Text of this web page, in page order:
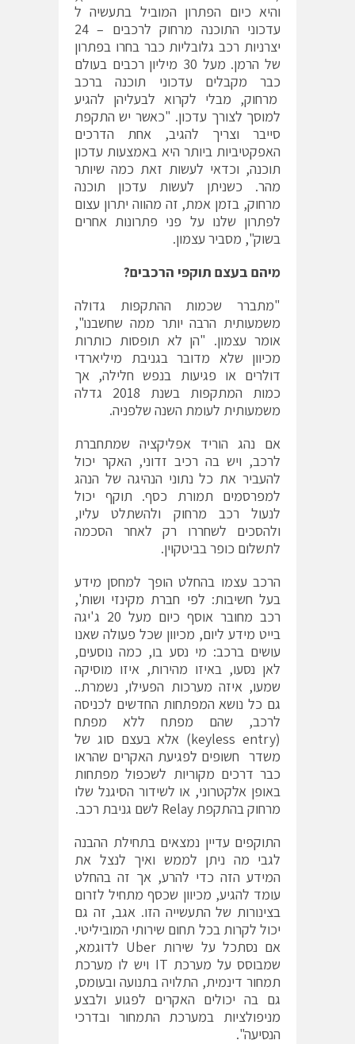
והיא כיום הפתרון המוביל בתעשיה ל
עדכוני התוכנה מרחוק לרכבים – 24
יצרניות רכב גלובליות כבר בחרו בפתרון
של הרמן. מעל 30 מיליון רכבים בעולם
כבר מקבלים עדכוני תוכנה ברכב
מרחוק, מבלי לקרוא לבעליהן להגיע
למוסך לצורך עדכון. "כאשר יש התקפת
סייבר וצריך להגיב, אחת הדרכים
האפקטיביות ביותר היא באמצעות עדכון
תוכנה, וכדאי לעשות זאת כמה שיותר
מהר. כשניתן לעשות עדכון תוכנה
מרחוק, בזמן אמת, זה מהווה יתרון עצום
לפתרון שלנו על פני פתרונות אחרים
בשוק", מסביר עצמון.
מיהם בעצם תוקפי הרכבים?
"מתברר שכמות ההתקפות גדולה
משמעותית הרבה יותר ממה שחשבנו",
אומר עצמון. "הן לא תופסות כותרות
מכיוון שלא מדובר בגניבת מיליארדי
דולרים או פגיעות בנפש חלילה, אך
כמות המתקפות בשנת 2018 גדלה
משמעותית לעומת השנה שלפניה.
אם נהג הוריד אפליקציה שמתחברת
לרכב, ויש בה רכיב זדוני, האקר יכול
להעביר את כל נתוני הנהיגה של הנהג
למפרסמים תמורת כסף. תוקף יכול
לנעול רכב מרחוק ולהשתלט עליו,
ולהסכים לשחררו רק לאחר הסכמה
לתשלום כופר בביטקוין.
הרכב עצמו בהחלט הופך למחסן מידע
בעל חשיבות: לפי חברת מקינזי ושות',
רכב מחובר אוסף כיום מעל 20 ג'יגה
בייט מידע ליום, מכיוון שכל פעולה שאנו
עושים ברכב: מי נסע בו, כמה נוסעים,
לאן נסעו, באיזו מהירות, איזו מוסיקה
שמעו, איזה מערכות הפעילו, נשמרת..
גם כל נושא המפתחות החדשים לכניסה
לרכב, שהם מפתח ללא מפתח
(keyless entry) אלא בעצם סוג של
משדר חשופים לפגיעת האקרים שהראו
כבר דרכים מקוריות לשכפול מפתחות
באופן אלקטרוני, או לשידור הסיגנל שלו
מרחוק בהתקפת Relay לשם גניבת רכב.
התוקפים עדיין נמצאים בתחילת ההבנה
לגבי מה ניתן לממש ואיך לנצל את
המידע הזה כדי להרע, אך זה בהחלט
עומד להגיע, מכיוון שכסף מתחיל לזרום
בצינורות של התעשייה הזו. אגב, זה גם
יכול לקרות בכל תחום שירותי המוביליטי.
אם נסתכל על שירות Uber לדוגמא,
שמבוסס על מערכת IT ויש לו מערכת
תמחור דינמית, התלויה בתנועה ובעומס,
גם בה יכולים האקרים לפגוע ולבצע
מניפולציות במערכת התמחור ובדרכי
הנסיעה".